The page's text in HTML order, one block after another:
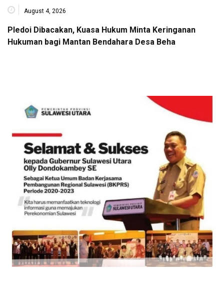
August 4, 2026
Pledoi Dibacakan, Kuasa Hukum Minta Keringanan
Hukuman bagi Mantan Bendahara Desa Beha